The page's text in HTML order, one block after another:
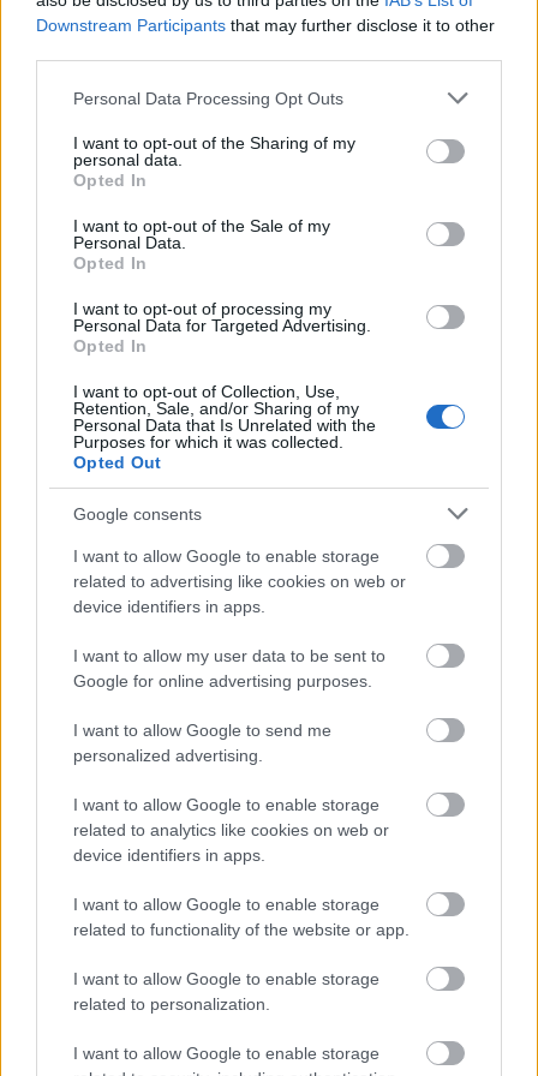
Downstream Participants that may further disclose it to other
Please note that this website/app uses one or more Google
not limited to your visit or usage behaviour. You may click to
grant or deny consent to Google and its third-party tags to
use your data for below specified purposes in below Google
consent section.
Personal Data Processing Opt Outs
I want to opt-out of the Sharing of my
personal data.
Opted In
I want to opt-out of the Sale of my
Personal Data.
Opted In
I want to opt-out of processing my
Personal Data for Targeted Advertising.
Opted In
I want to opt-out of Collection, Use,
Retention, Sale, and/or Sharing of my
Personal Data that Is Unrelated with the
Purposes for which it was collected.
Opted Out
Google consents
I want to allow Google to enable storage
related to advertising like cookies on web or
device identifiers in apps.
I want to allow my user data to be sent to
Google for online advertising purposes.
I want to allow Google to send me
personalized advertising.
I want to allow Google to enable storage
related to analytics like cookies on web or
device identifiers in apps.
I want to allow Google to enable storage
related to functionality of the website or app.
I want to allow Google to enable storage
related to personalization.
I want to allow Google to enable storage
galima kontroliuoti cholesterolio kiekį kraujyje.
Tyrimai rodo, kad kimchi fermentuotų daržovių ir
prieskonių mišinys yra naudingas širdžiai. Jis taip
sumažinti kraujospūdį ir palaikyti širdies sveikatą.
Įdėjus kimči į savo patiekalus, jie gali tapti skanesni.
Tai taip pat suteikia svarbių maistinių medžiagų
bendrai sveikatai. Štai keletas pagrindinių kimči
privalumų jūsų širdžiai:
Padeda sumažinti cholesterolio kiekį
Mažina kraujospūdį
Prisideda prie širdies ligų rizikos mažinimo
Ryškaus kimči iliustracija su širdies sveikatos
simboliais ir maistinėmis medžiagomis.
Spustelėkite arba bakstelėkite paveikslėlį, kad
Kimči kaip natūrali virškinimo
priemonė
Kimči yra natūrali virškinimo priemonė, todėl
puikiai tinka patiekalams, kuriais siekiama
pagerinti virškinimo sveikatą. Kimči fermentacijos
procesas padeda auginti geruosius probiotikus. Šie